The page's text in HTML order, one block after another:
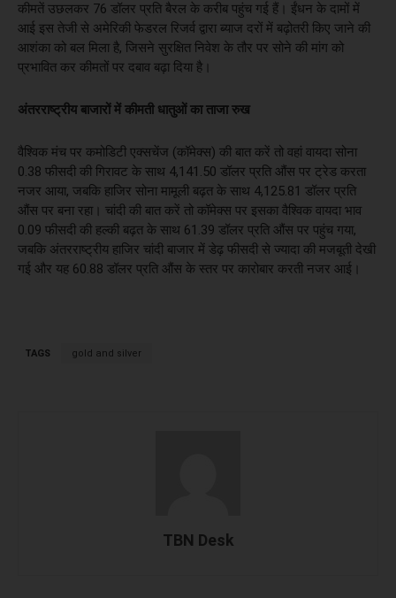
कीमतें उछलकर 76 डॉलर प्रति बैरल के करीब पहुंच गई हैं। ईंधन के दामों में
आई इस तेजी से अमेरिकी फेडरल रिजर्व द्वारा ब्याज दरों में बढ़ोतरी किए जाने की
आशंका को बल मिला है, जिसने सुरक्षित निवेश के तौर पर सोने की मांग को
प्रभावित कर कीमतों पर दबाव बढ़ा दिया है।
अंतरराष्ट्रीय बाजारों में कीमती धातुओं का ताजा रुख
वैश्विक मंच पर कमोडिटी एक्सचेंज (कॉमेक्स) की बात करें तो वहां वायदा सोना
0.38 फीसदी की गिरावट के साथ 4,141.50 डॉलर प्रति औंस पर ट्रेड करता
नजर आया, जबकि हाजिर सोना मामूली बढ़त के साथ 4,125.81 डॉलर प्रति
औंस पर बना रहा। चांदी की बात करें तो कॉमेक्स पर इसका वैश्विक वायदा भाव
0.09 फीसदी की हल्की बढ़त के साथ 61.39 डॉलर प्रति औंस पर पहुंच गया,
जबकि अंतरराष्ट्रीय हाजिर चांदी बाजार में डेढ़ फीसदी से ज्यादा की मजबूती देखी
गई और यह 60.88 डॉलर प्रति औंस के स्तर पर कारोबार करती नजर आई।
TAGS gold and silver
TBN Desk